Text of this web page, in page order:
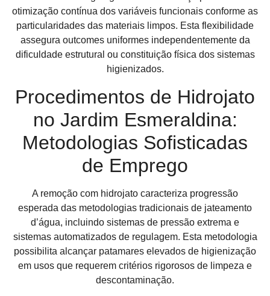
otimização contínua dos variáveis funcionais conforme as
particularidades das materiais limpos. Esta flexibilidade
assegura outcomes uniformes independentemente da
dificuldade estrutural ou constituição física dos sistemas
higienizados.
Procedimentos de Hidrojato
no Jardim Esmeraldina:
Metodologias Sofisticadas
de Emprego
A remoção com hidrojato caracteriza progressão
esperada das metodologias tradicionais de jateamento
d’água, incluindo sistemas de pressão extrema e
sistemas automatizados de regulagem. Esta metodologia
possibilita alcançar patamares elevados de higienização
em usos que requerem critérios rigorosos de limpeza e
descontaminação.